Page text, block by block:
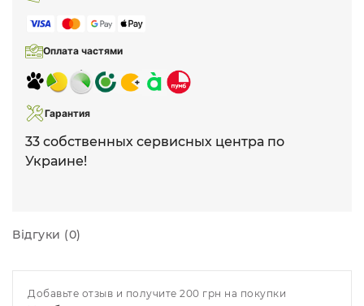
Оплата частями
Гарантия
33 собственных сервисных центра по
Украине!
Відгуки (0)
Добавьте отзыв и получите 200 грн на покупки